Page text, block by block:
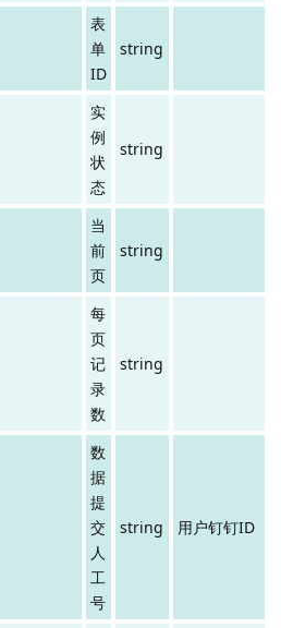
表
单
ID
string
实
例
状
态
string
当
前
页
string
每
页
记
录
数
string
数
据
提
交
人
工
号
string 用户钉钉ID